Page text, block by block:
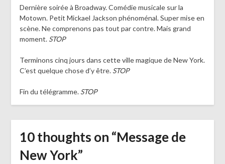
Dernière soirée à Broadway. Comédie musicale sur la
Motown. Petit Mickael Jackson phénoménal. Super mise en
scène. Ne comprenons pas tout par contre. Mais grand
moment. STOP
Terminons cinq jours dans cette ville magique de New York.
C’est quelque chose d’y être. STOP
Fin du télégramme. STOP
10 thoughts on “Message de
New York”